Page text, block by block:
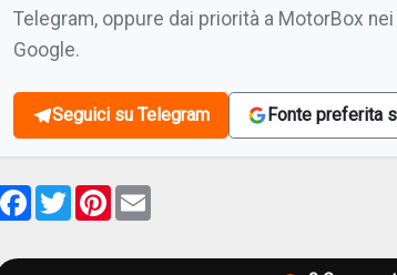
Telegram, oppure dai priorità a MotorBox
Google.
Seguici su Telegram Fonte preferita
Facebook
TwitterPinterest